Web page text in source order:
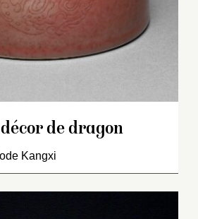
de dragon
Kangxi